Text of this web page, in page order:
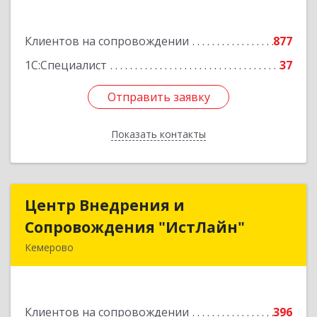
Клиентов на сопровождении
877
1С:Специалист
37
Отправить заявку
Показать контакты
Отправить заявку
Назад
Центр Внедрения и
Сопровождения "ИстЛайн"
Кемерово
Клиентов на сопровождении
396
Центр Внедрения и
Сопровождения "ИстЛайн"